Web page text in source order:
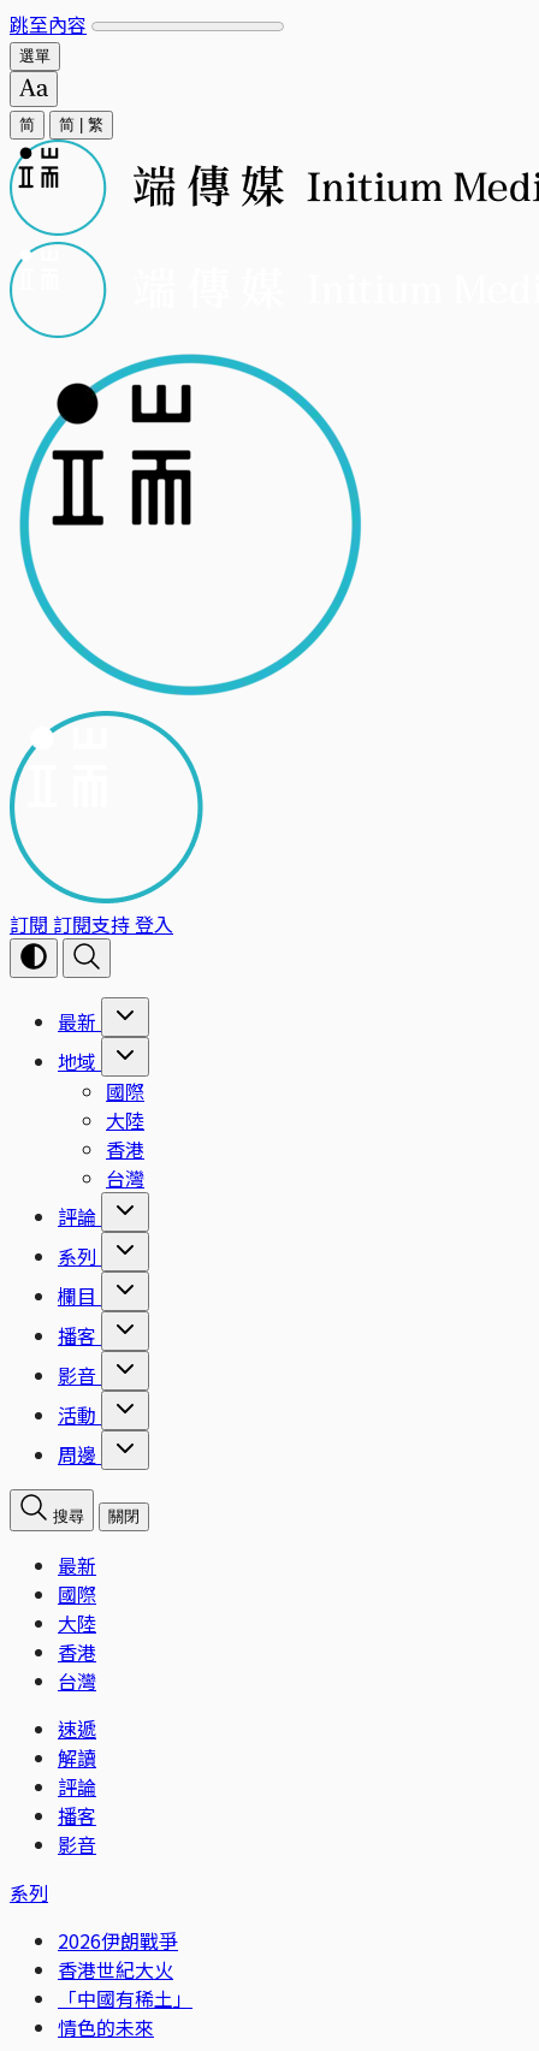
跳至內容
選單
简 简 繁
訂閱 訂閱支持登入
最新
地域
國際
大陸
香港
台灣
評論
系列
欄目
播客
影音
活動
周邊
搜尋 關閉
最新
國際
大陸
香港
台灣
速遞
解讀
評論
播客
影音
系列
2026伊朗戰爭
香港世紀大火
「中國有稀土」
情色的未來